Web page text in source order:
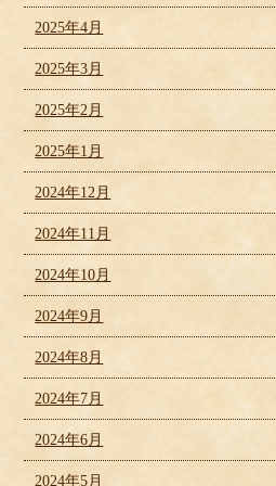
2025年4月
2025年3月
2025年2月
2025年1月
2024年12月
2024年11月
2024年10月
2024年9月
2024年8月
2024年7月
2024年6月
2024年5月